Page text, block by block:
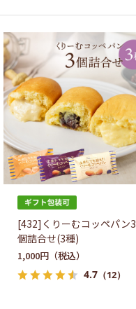
[432]くりーむコッペパン3
個詰合せ(3種)
1,000円
4.7 （12）